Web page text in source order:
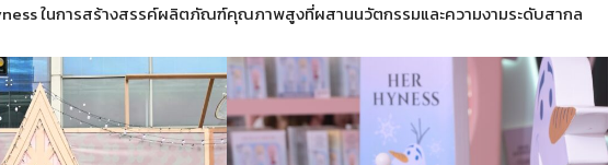
ในการสร้างสรรค์ผลิตภัณฑ์คุณภาพสูงที่ผสานนวัตกรรมและความงามระดับสากล